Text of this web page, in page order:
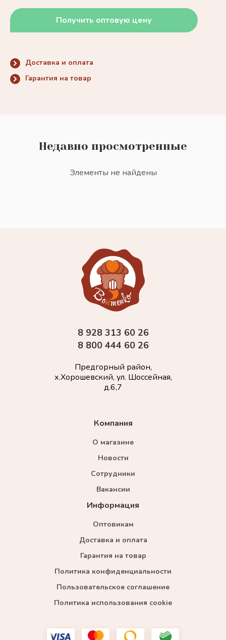
Получить оптовую цену
Доставка и оплата
Гарантия на товар
Недавно просмотренные
Элементы не найдены
Компания
О магазине
Новости
Сотрудники
Вакансии
Информация
Оптовикам
Доставка и оплата
Гарантия на товар
Политика конфиденциальности
Пользовательское соглашение
Политика использования cookie
8 928 313 60 26
8 800 444 60 26
Предгорный район,
х.Хорошевский, ул. Шоссейная,
д.6,7